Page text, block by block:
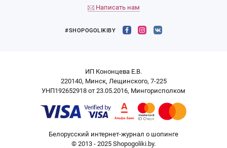
Написать нам
#SHOPOGOLIKIBY
ИП Кононцева Е.В.
220140, Минск, Лещинского, 7-225
УНП192652918 от 23.05.2016, Мингорисполком
Белорусский интернет-журнал о шопинге
© 2013 - 2025 Shopogoliki.by.